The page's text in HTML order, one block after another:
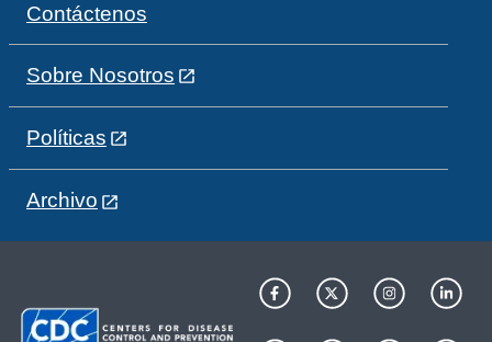
Contáctenos
Sobre Nosotros
Políticas
Archivo